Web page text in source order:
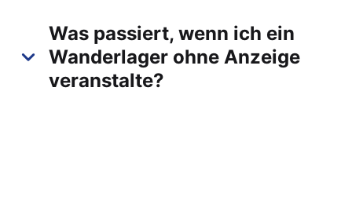
Was passiert, wenn ich ein
Wanderlager ohne Anzeige
veranstalte?